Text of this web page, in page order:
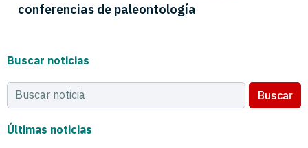
conferencias de paleontología
Buscar noticias
Buscar
Últimas noticias